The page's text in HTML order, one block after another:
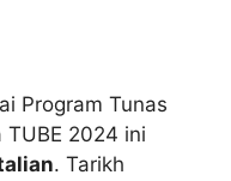
Program Tunas
TUBE 2024 ini
. Tarikh